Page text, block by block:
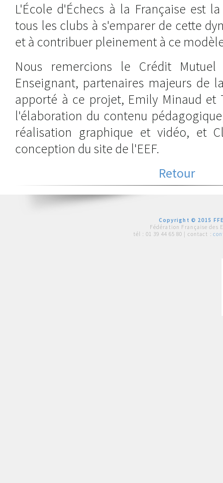
L'École d'Échecs à la Française est
tous les clubs à s'emparer de cette
et à contribuer pleinement à ce
Nous remercions le Crédit
Enseignant, partenaires majeurs de
apporté à ce projet, Emily Minaud et
l'élaboration du contenu
réalisation graphique et vidéo, et
conception du site de l'EEF.
Retour
Copyright © 2015
Fédération Française des
tél : 01 39 44 65 80 | contact :